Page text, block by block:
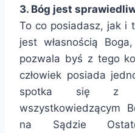
3. Bóg jest
To co posiadasz, jak i
jest własnością
pozwala byś z tego
człowiek posiada
spotka się z
wszystkowiedzącym
na Sądzie